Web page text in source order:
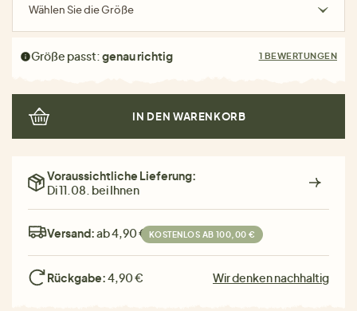
Wählen Sie die Größe
Größe passt:genau richtig 1 BEWERTUNGEN
IN DEN WARENKORB
Voraussichtliche Lieferung:
Di 11.08. bei Ihnen
Versand:ab 4,90 € KOSTENLOS AB 100,00 €
Rückgabe:4,90 € Wir denken nachhaltig